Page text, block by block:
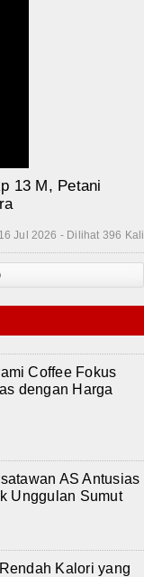
13 M, Petani
Jul 2026 - Dilihat 396 Kali
Coffee Fokus
dengan Harga
AS Antusias
Unggulan Sumut
Kalori yang